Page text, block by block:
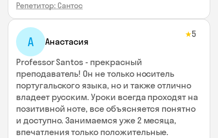
Репетитор: Сантос
А Анастасия
★5
Professor Santos - прекрасный
преподаватель! Он не только носитель
португальского языка, но и также отлично
владеет русским. Уроки всегда проходят на
позитивной ноте, все объясняется понятно
и доступно. Занимаемся уже 2 месяца,
впечатления только положительные.